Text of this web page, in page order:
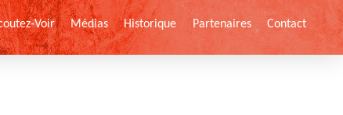
Voir Médias Historique Partenaires Contact